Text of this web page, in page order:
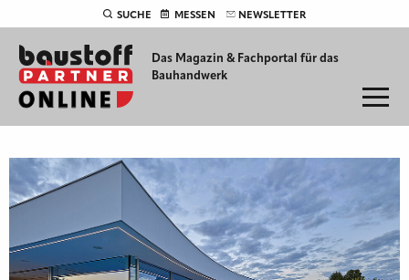
SUCHE MESSEN NEWSLETTER
Das Magazin & Fachportal für das
Bauhandwerk